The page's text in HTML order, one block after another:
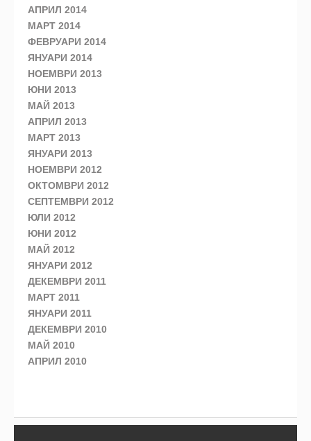
АПРИЛ 2014
МАРТ 2014
ФЕВРУАРИ 2014
ЯНУАРИ 2014
НОЕМВРИ 2013
ЮНИ 2013
МАЙ 2013
АПРИЛ 2013
МАРТ 2013
ЯНУАРИ 2013
НОЕМВРИ 2012
ОКТОМВРИ 2012
СЕПТЕМВРИ 2012
ЮЛИ 2012
ЮНИ 2012
МАЙ 2012
ЯНУАРИ 2012
ДЕКЕМВРИ 2011
МАРТ 2011
ЯНУАРИ 2011
ДЕКЕМВРИ 2010
МАЙ 2010
АПРИЛ 2010